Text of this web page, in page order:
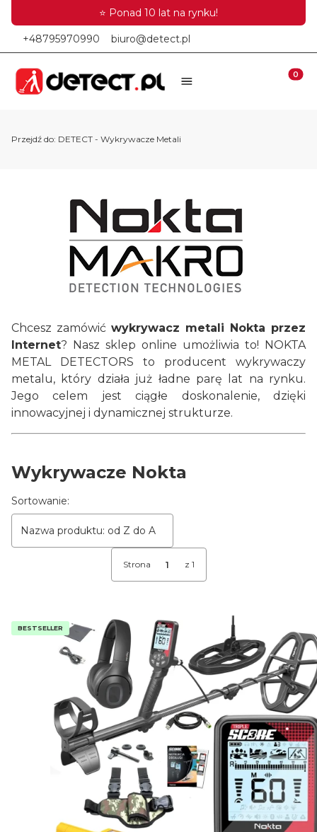
⭐ Ponad 10 lat na rynku!
+48795970990 biuro@detect.pl
Przejdź do: DETECT - Wykrywacze Metali
Chcesz zamówić wykrywacz metali Nokta przez
Internet? Nasz sklep online umożliwia to! NOKTA
METAL DETECTORS to producent wykrywaczy
metalu, który działa już ładne parę lat na rynku.
Jego celem jest ciągłe doskonalenie, dzięki
innowacyjnej i dynamicznej strukturze.
Wykrywacze Nokta
Lista produktów
Sortowanie:
Nazwa produktu: od Z do A
Strona z 1
BESTSELLER